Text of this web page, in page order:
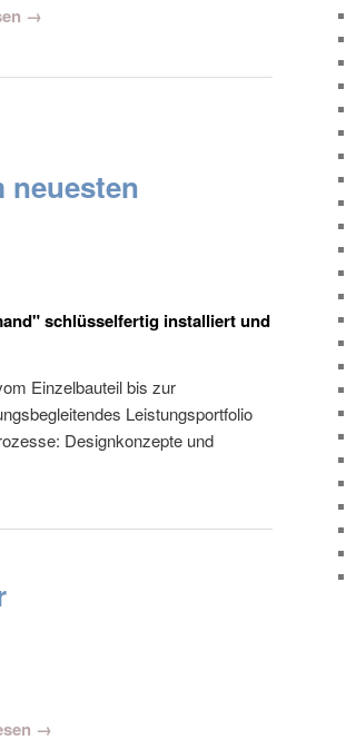
→
neuesten
schlüsselfertig installiert und
Einzelbauteil bis zur
Leistungsportfolio
Designkonzepte und
→